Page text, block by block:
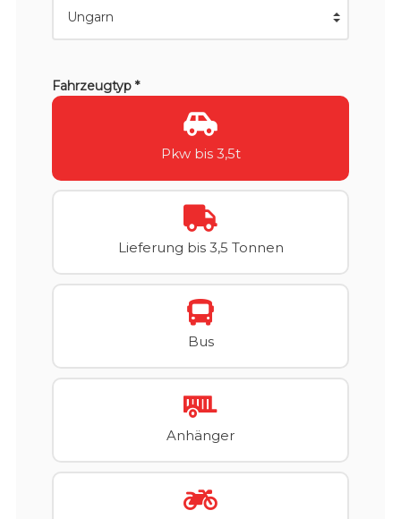
Fahrzeugtyp *
Pkw bis 3,5t
Lieferung bis 3,5 Tonnen
Bus
Anhänger